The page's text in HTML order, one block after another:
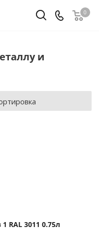
0
и
RAL 3011 0.75л